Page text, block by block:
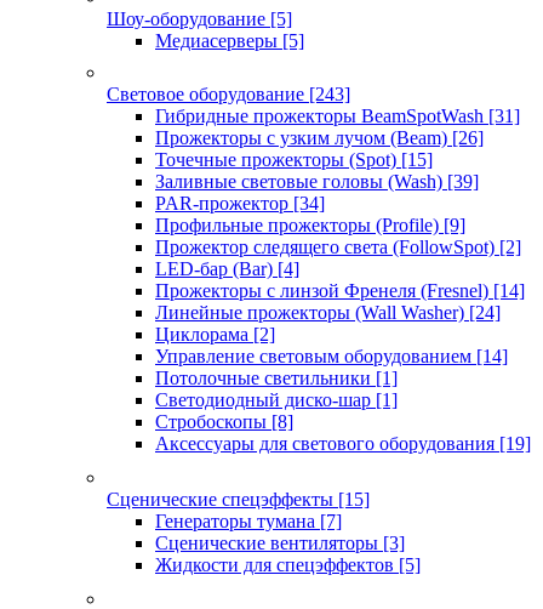
Шоу-оборудование [5]
Медиасерверы [5]
Световое оборудование [243]
Гибридные прожекторы BeamSpotWash [31]
Прожекторы с узким лучом (Beam) [26]
Точечные прожекторы (Spot) [15]
Заливные световые головы (Wash) [39]
PAR-прожектор [34]
Профильные прожекторы (Profile) [9]
Прожектор следящего света (FollowSpot) [2]
LED-бар (Bar) [4]
Прожекторы с линзой Френеля (Fresnel) [14]
Линейные прожекторы (Wall Washer) [24]
Циклорама [2]
Управление световым оборудованием [14]
Потолочные светильники [1]
Светодиодный диско-шар [1]
Стробоскопы [8]
Аксессуары для светового оборудования [19]
Сценические спецэффекты [15]
Генераторы тумана [7]
Сценические вентиляторы [3]
Жидкости для спецэффектов [5]